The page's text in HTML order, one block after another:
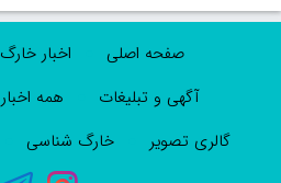
صفحه اصلی اخبار خارگ
آگهی و تبلیغات
همه اخبار
گالری تصویر
خارگ شناسی